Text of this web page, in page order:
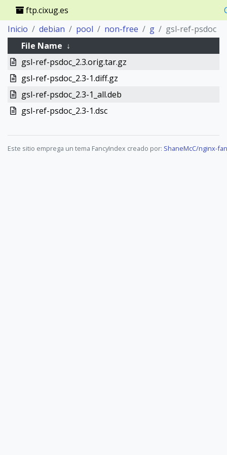
ftp.cixug.es
Inicio
debian pool non-free g
gsl-ref-psdoc
File Name ↓
gsl-ref-psdoc_2.3.orig.tar.gz
gsl-ref-psdoc_2.3-1.diff.gz
gsl-ref-psdoc_2.3-1_all.deb
gsl-ref-psdoc_2.3-1.dsc
Este sitio emprega un tema FancyIndex creado por: ShaneMcC/nginx-